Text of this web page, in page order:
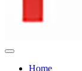
Home